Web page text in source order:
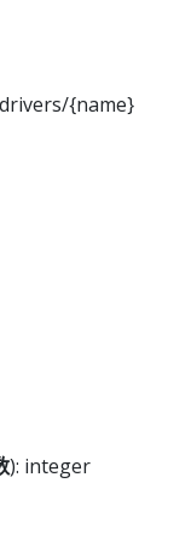
{name}
): integer